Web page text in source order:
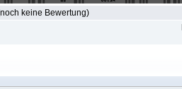
keine Bewertung)